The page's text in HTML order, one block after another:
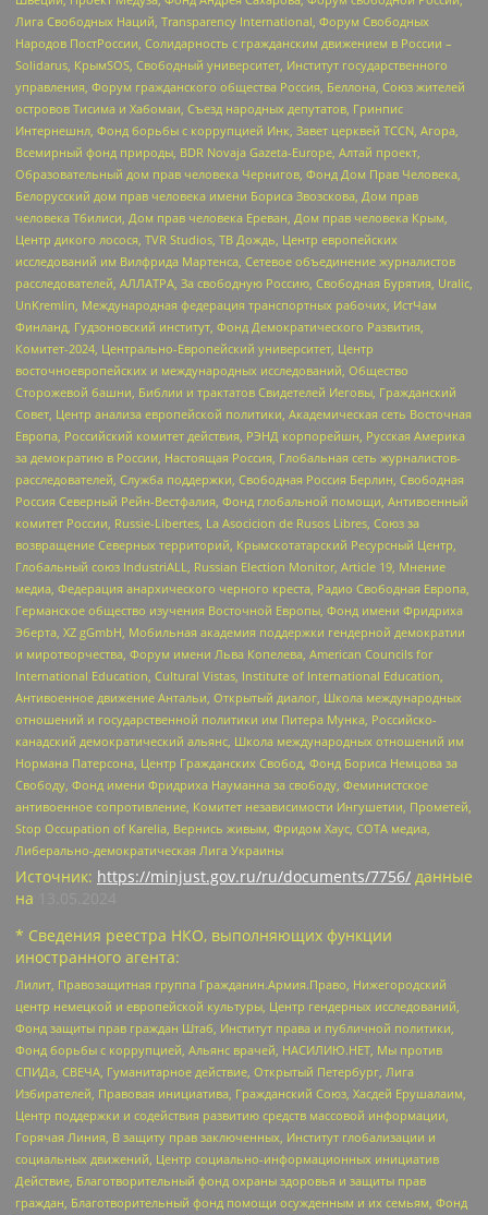
Лига Свободных Наций, Transparеncy International, Форум Свободных
Народов ПостРоссии, Солидарность с гражданским движением в России –
Solidarus, КрымSOS, Свободный университет, Институт государственного
управления, Форум гражданского общества Россия, Беллона, Союз жителей
островов Тисима и Хабомаи, Съезд народных депутатов, Гринпис
Интернешнл, Фонд борьбы с коррупцией Инк, Завет церквей TCCN, Агора,
Всемирный фонд природы, BDR Novaja Gazeta-Europe, Алтай проект,
Образовательный дом прав человека Чернигов, Фонд Дом Прав Человека,
Белорусский дом прав человека имени Бориса Звозскова, Дом прав
человека Тбилиси, Дом прав человека Ереван, Дом прав человека Крым,
Центр дикого лосося, TVR Studios, ТВ Дождь, Центр европейских
исследований им Вилфрида Мартенса, Сетевое объединение журналистов
расследователей, АЛЛАТРА, За свободную Россию, Свободная Бурятия, Uralic,
UnKremlin, Международная федерация транспортных рабочих, ИстЧам
Финланд, Гудзоновский институт, Фонд Демократического Развития,
Комитет-2024, Центрально-Европейский университет, Центр
восточноевропейских и международных исследований, Общество
Сторожевой башни, Библии и трактатов Свидетелей Иеговы, Гражданский
Совет, Центр анализа европейской политики, Академическая сеть Восточная
Европа, Российский комитет действия, РЭНД корпорейшн, Русская Америка
за демократию в России, Настоящая Россия, Глобальная сеть журналистов-
расследователей, Служба поддержки, Свободная Россия Берлин, Свободная
Россия Северный Рейн-Вестфалия, Фонд глобальной помощи, Антивоенный
комитет России, Russie-Libertes, La Asocicion de Rusos Libres, Союз за
возвращение Северных территорий, Крымскотатарский Ресурсный Центр,
Глобальный союз IndustriALL, Russian Election Monitor, Article 19, Мнение
медиа, Федерация анархического черного креста, Радио Свободная Европа,
Германское общество изучения Восточной Европы, Фонд имени Фридриха
Эберта, XZ gGmbH, Мобильная академия поддержки гендерной демократии
и миротворчества, Форум имени Льва Копелева, American Councils for
International Education, Cultural Vistas, Institute of International Education,
Антивоенное движение Антальи, Открытый диалог, Школа международных
отношений и государственной политики им Питера Мунка, Российско-
канадский демократический альянс, Школа международных отношений им
Нормана Патерсона, Центр Гражданских Свобод, Фонд Бориса Немцова за
Свободу, Фонд имени Фридриха Науманна за свободу, Феминистское
антивоенное сопротивление, Комитет независимости Ингушетии, Прометей,
Stop Occupation of Karelia, Вернись живым, Фридом Хаус, СОТА медиа,
Либерально-демократическая Лига Украины
Источник: https://minjust.gov.ru/ru/documents/7756/ данные
на
* Сведения реестра НКО, выполняющих функции
иностранного агента:
Лилит, Правозащитная группа Гражданин.Армия.Право, Нижегородский
центр немецкой и европейской культуры, Центр гендерных исследований,
Фонд защиты прав граждан Штаб, Институт права и публичной политики,
Фонд борьбы с коррупцией, Альянс врачей, НАСИЛИЮ.НЕТ, Мы против
СПИДа, СВЕЧА, Гуманитарное действие, Открытый Петербург, Лига
Избирателей, Правовая инициатива, Гражданский Союз, Хасдей Ерушалаим,
Центр поддержки и содействия развитию средств массовой информации,
Горячая Линия, В защиту прав заключенных, Институт глобализации и
социальных движений, Центр социально-информационных инициатив
Действие, Благотворительный фонд охраны здоровья и защиты прав
граждан, Благотворительный фонд помощи осужденным и их семьям, Фонд